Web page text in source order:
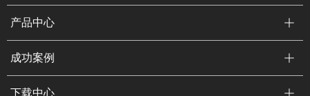
产品中心
成功案例
下载中心